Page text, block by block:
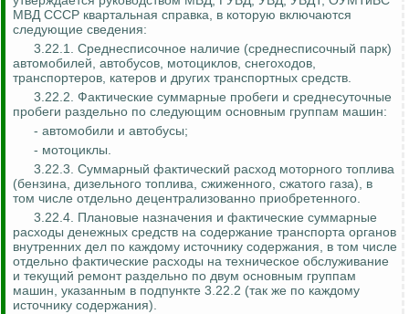
МВД СССР квартальная справка, в которую включаются
следующие сведения:
3.22.1. Среднесписочное наличие (среднесписочный парк)
автомобилей, автобусов, мотоциклов, снегоходов,
транспортеров, катеров и других транспортных средств.
3.22.2. Фактические суммарные пробеги и среднесуточные
пробеги раздельно по следующим основным группам машин:
- автомобили и автобусы;
- мотоциклы.
3.22.3. Суммарный фактический расход моторного топлива
(бензина, дизельного топлива, сжиженного, сжатого газа), в
том числе отдельно децентрализованно приобретенного.
3.22.4. Плановые назначения и фактические суммарные
расходы денежных средств на содержание транспорта органов
внутренних дел по каждому источнику содержания, в том числе
отдельно фактические расходы на техническое обслуживание
и текущий ремонт раздельно по двум основным группам
машин, указанным в подпункте 3.22.2 (так же по каждому
источнику содержания).